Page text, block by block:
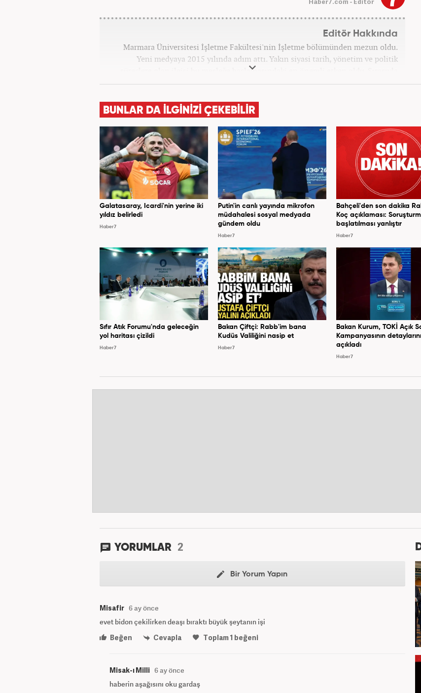
Editör Hakkında
Marmara Üniversitesi İşletme Fakültesi'nin İşletme bölümünden mezun oldu.
Yeni medyaya 2015 yılında adım attı. Yakın siyasi tarih, yönetim ve politik
süreçlere olan ilgisi bu mesleğe başlamasındaki en önemli etken oldu. Sırasıyla
Star, Güneş, Akşam ve A Haber'de gündem ve politika editörlüğü görevinde
politics) yaşandığı günümüz dünyasında, tahrif edilen olguları savunmak, temiz
bilgi aktarımına yardımcı olmak ve kamuoyunun dijital-medya okuryazarlığını
geliştirmek üzere çaba gösteriyor. Dijital medya kariyeri Haber 7'de devam
etmektedir.
BUNLAR DA İLGİNİZİ ÇEKEBİLİR
Galatasaray, Icardi'nin yerine iki
yıldız belirledi
Haber7
Putin'in canlı yayında mikrofon
müdahalesi sosyal medyada
gündem oldu
Haber7
Bahçeli'den son dakika
Koç açıklaması:
başlatılması yanlıştır
Haber7
Sıfır Atık Forumu'nda geleceğin
yol haritası çizildi
Haber7
Bakan Çiftçi: Rabb'im bana
Kudüs Valiliğini nasip et
Haber7
Bakan Kurum, TOKİ Açık
Kampanyasının detaylarını
açıkladı
Haber7
YORUMLAR 2
Bir Yorum Yapın
Misafir 6 ay önce
evet bidon çekilirken deaşı bıraktı büyük şeytanın işi
Beğen
Cevapla Toplam1 beğeni
Misak-ı Milli 6 ay önce
haberin aşağısını oku gardaş